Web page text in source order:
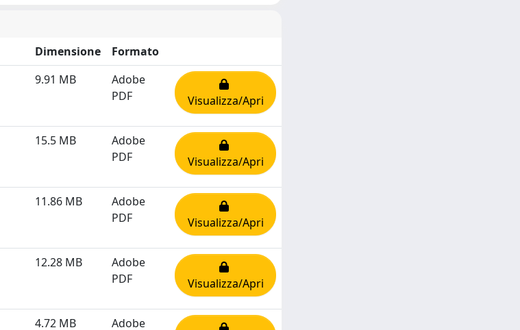
Dimensione
Formato
9.91 MB
Adobe
PDF
Visualizza/Apri
15.5 MB
Adobe
PDF
Visualizza/Apri
11.86 MB
Adobe
PDF
Visualizza/Apri
12.28 MB
Adobe
PDF
Visualizza/Apri
4.72 MB
Adobe